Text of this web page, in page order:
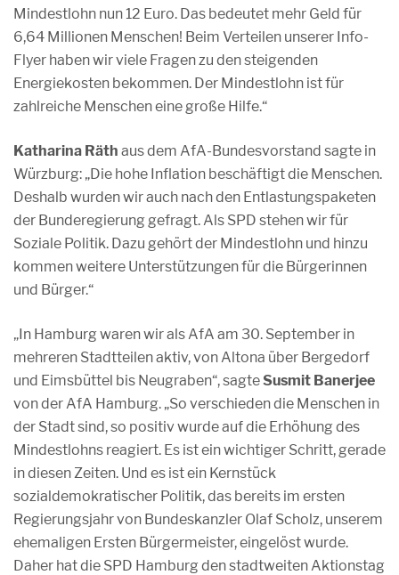
Mindestlohn nun 12 Euro. Das bedeutet mehr Geld für
6,64 Millionen Menschen! Beim Verteilen unserer Info-
Flyer haben wir viele Fragen zu den steigenden
Energiekosten bekommen. Der Mindestlohn ist für
zahlreiche Menschen eine große Hilfe.“
Katharina Räth aus dem AfA-Bundesvorstand sagte in
Würzburg: „Die hohe Inflation beschäftigt die Menschen.
Deshalb wurden wir auch nach den Entlastungspaketen
der Bunderegierung gefragt. Als SPD stehen wir für
Soziale Politik. Dazu gehört der Mindestlohn und hinzu
kommen weitere Unterstützungen für die Bürgerinnen
und Bürger.“
„In Hamburg waren wir als AfA am 30. September in
mehreren Stadtteilen aktiv, von Altona über Bergedorf
und Eimsbüttel bis Neugraben“, sagteSusmit Banerjee
von der AfA Hamburg. „So verschieden die Menschen in
der Stadt sind, so positiv wurde auf die Erhöhung des
Mindestlohns reagiert. Es ist ein wichtiger Schritt, gerade
in diesen Zeiten. Und es ist ein Kernstück
sozialdemokratischer Politik, das bereits im ersten
Regierungsjahr von Bundeskanzler Olaf Scholz, unserem
ehemaligen Ersten Bürgermeister, eingelöst wurde.
Daher hat die SPD Hamburg den stadtweiten Aktionstag